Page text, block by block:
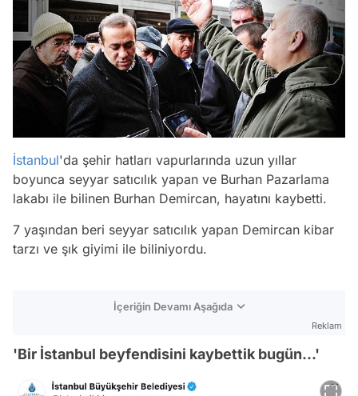
İstanbul'da şehir hatları vapurlarında uzun yıllar
boyunca seyyar satıcılık yapan ve Burhan Pazarlama
lakabı ile bilinen Burhan Demircan, hayatını kaybetti.
7 yaşından beri seyyar satıcılık yapan Demircan kibar
tarzı ve şık giyimi ile biliniyordu.
İçeriğin Devamı Aşağıda
Reklam
'Bir İstanbul beyfendisini kaybettik bugün...'